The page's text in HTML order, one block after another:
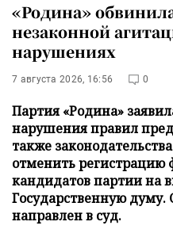
«Родина»
незаконной
нарушениях
7 августа 2026, 16:56 0
Партия «Родина»
нарушения правил
также
отменить регистрацию
кандидатов партии на
Государственную думу.
направлен в суд.